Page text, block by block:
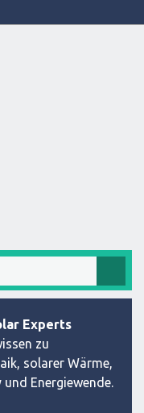
Experts
zu
solarer Wärme,
Energiewende.